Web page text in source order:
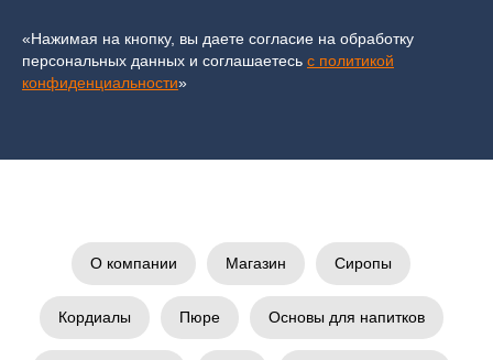
«Нажимая на кнопку, вы даете согласие на обработку
персональных данных и соглашаетесь c политикой
конфиденциальности»
О компании Магазин Сиропы
Кордиалы Пюре Основы для напитков